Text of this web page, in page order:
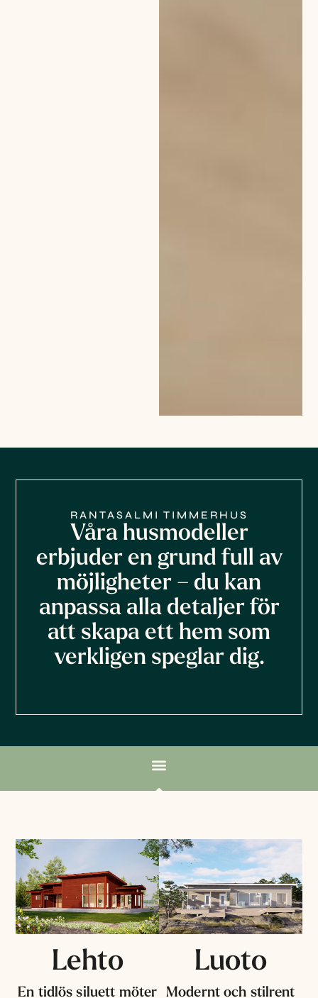
RANTASALMI TIMMERHUS
Våra husmodeller
erbjuder en grund full av
möjligheter – du kan
anpassa alla detaljer för
att skapa ett hem som
verkligen speglar dig.
Lehto
En tidlös siluett möter
Luoto
Modernt och stilrent